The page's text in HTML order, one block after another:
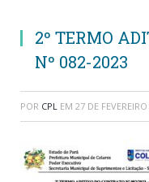
2º TERMO
Nº 082-2023
POR CPL EM 27 DE